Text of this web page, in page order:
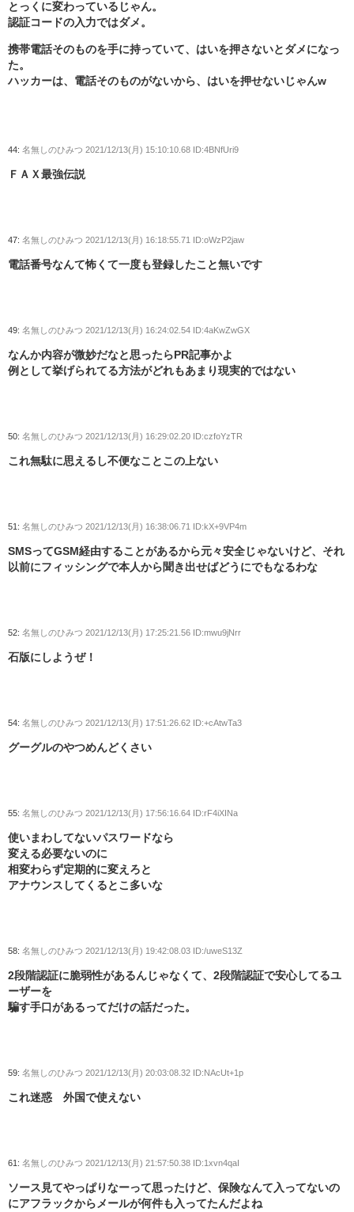
とっくに変わっているじゃん。
認証コードの入力ではダメ。
携帯電話そのものを手に持っていて、はいを押さないとダメになっ
た。
ハッカーは、電話そのものがないから、はいを押せないじゃんw
44: 名無しのひみつ 2021/12/13(月) 15:10:10.68 ID:4BNfUri9
ＦＡＸ最強伝説
47: 名無しのひみつ 2021/12/13(月) 16:18:55.71 ID:oWzP2jaw
電話番号なんて怖くて一度も登録したこと無いです
49: 名無しのひみつ 2021/12/13(月) 16:24:02.54 ID:4aKwZwGX
なんか内容が微妙だなと思ったらPR記事かよ
例として挙げられてる方法がどれもあまり現実的ではない
50: 名無しのひみつ 2021/12/13(月) 16:29:02.20 ID:czfoYzTR
これ無駄に思えるし不便なことこの上ない
51: 名無しのひみつ 2021/12/13(月) 16:38:06.71 ID:kX+9VP4m
SMSってGSM経由することがあるから元々安全じゃないけど、それ
以前にフィッシングで本人から聞き出せばどうにでもなるわな
52: 名無しのひみつ 2021/12/13(月) 17:25:21.56 ID:mwu9jNrr
石版にしようぜ！
54: 名無しのひみつ 2021/12/13(月) 17:51:26.62 ID:+cAtwTa3
グーグルのやつめんどくさい
55: 名無しのひみつ 2021/12/13(月) 17:56:16.64 ID:rF4iXINa
使いまわしてないパスワードなら
変える必要ないのに
相変わらず定期的に変えろと
アナウンスしてくるとこ多いな
58: 名無しのひみつ 2021/12/13(月) 19:42:08.03 ID:/uweS13Z
2段階認証に脆弱性があるんじゃなくて、2段階認証で安心してるユ
ーザーを
騙す手口があるってだけの話だった。
59: 名無しのひみつ 2021/12/13(月) 20:03:08.32 ID:NAcUt+1p
これ迷惑 外国で使えない
61: 名無しのひみつ 2021/12/13(月) 21:57:50.38 ID:1xvn4qaI
ソース見てやっぱりなーって思ったけど、保険なんて入ってないの
にアフラックからメールが何件も入ってたんだよね